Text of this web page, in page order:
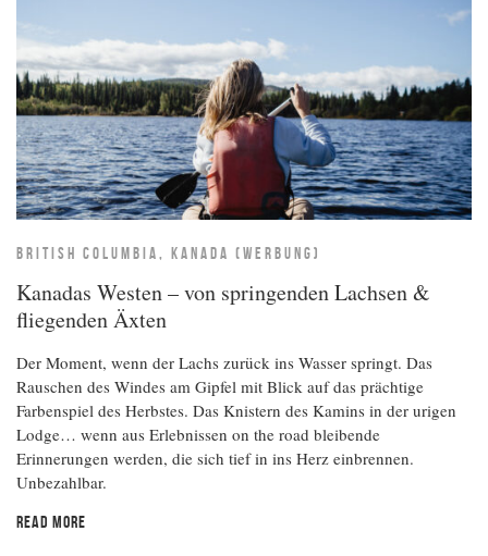
BRITISH COLUMBIA, KANADA (WERBUNG)
Kanadas Westen – von springenden Lachsen &
fliegenden Äxten
Der Moment, wenn der Lachs zurück ins Wasser springt. Das
Rauschen des Windes am Gipfel mit Blick auf das prächtige
Farbenspiel des Herbstes. Das Knistern des Kamins in der urigen
Lodge… wenn aus Erlebnissen on the road bleibende
Erinnerungen werden, die sich tief in ins Herz einbrennen.
Unbezahlbar.
READ MORE